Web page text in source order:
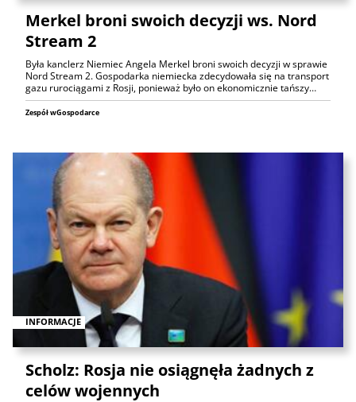
Merkel broni swoich decyzji ws. Nord
Stream 2
Była kanclerz Niemiec Angela Merkel broni swoich decyzji w sprawie
Nord Stream 2. Gospodarka niemiecka zdecydowała się na transport
gazu rurociągami z Rosji, ponieważ było on ekonomicznie tańszy…
Zespół wGospodarce
INFORMACJE
Scholz: Rosja nie osiągnęła żadnych z
celów wojennych